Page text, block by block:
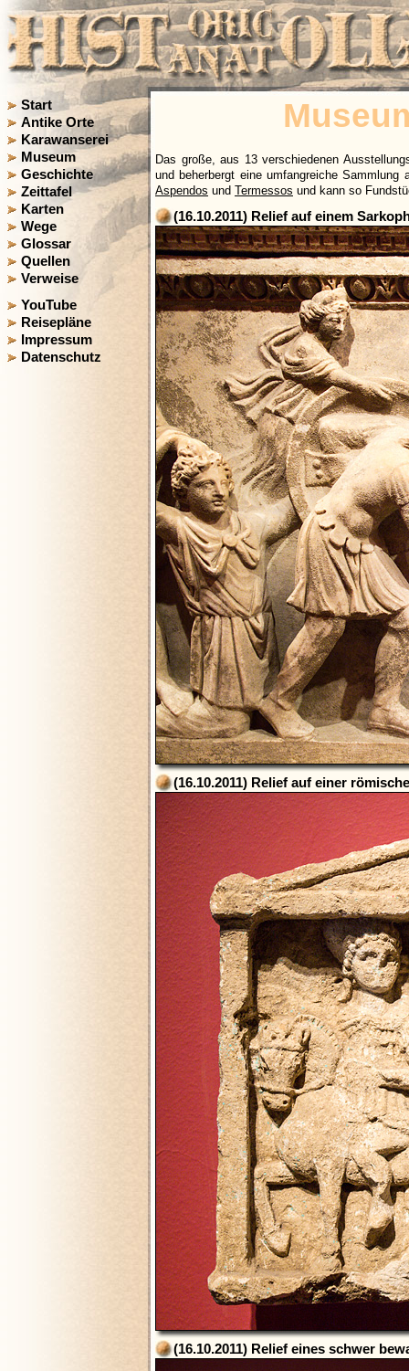
Start
Antike Orte
Karawanserei
Museum
Geschichte
Zeittafel
Karten
Wege
Glossar
Quellen
Verweise
YouTube
Reisepläne
Impressum
Datenschutz
Das große, aus 13 verschiedenen
und beherbergt eine umfangreiche
Aspendos und Termessos und kann so
(16.10.2011) Relief auf einem
(16.10.2011) Relief auf einer
(16.10.2011) Relief eines schwer